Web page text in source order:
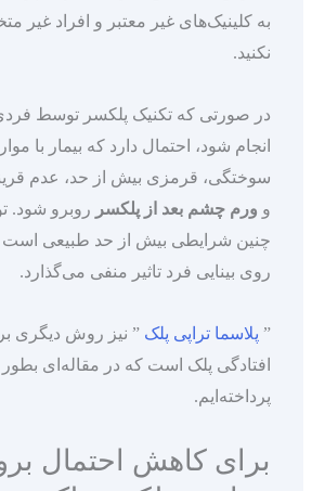
به کلینیک‌های غیر معتبر و افراد غیر
نکنید.
در صورتی که تکنیک پلکسر توسط
انجام شود، احتمال دارد که بیمار با
سوختگی، قرمزی بیش از حد، عدم
و ورم چشم بعد از پلکسر روبرو شود.
چنین شرایطی بیش از حد طبیعی است و
روی بینایی فرد تاثیر منفی می‌گذارد.
” پلاسما تراپی پلک ” نیز روش دیگری
افتادگی پلک است که در مقاله‌ای
پرداخته‌ایم.
برای کاهش احتمال